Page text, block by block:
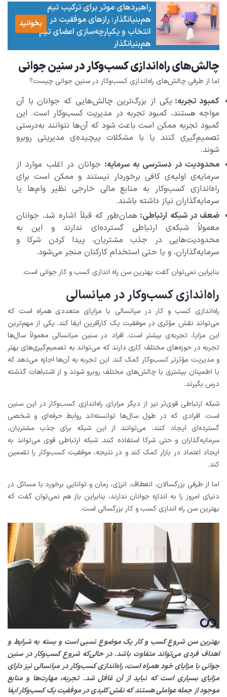
راهبردهای موثر برای ترکیب تیم
هم‌بنیانگذار: رازهای موفقیت در
انتخاب و یکپارچه‌سازی اعضای تیم
هم‌بنیانگذار
بخوانید
چالش‌های راه‌اندازی کسب‌وکار در سنین جوانی
اما از طرفی چالش‌های راه‌اندازی کسب‌وکار در سنین جوانی چیست؟
کمبود تجربه: یکی از بزرگ‌ترین چالش‌هایی که جوانان با آن
مواجه هستند، کمبود تجربه در مدیریت کسب‌وکار است. این
کمبود تجربه ممکن است باعث شود که آن‌ها نتوانند به‌درستی
تصمیم‌گیری کنند یا با مشکلات پیچیده‌ی مدیریتی روبرو
شوند.
محدودیت در دسترسی به سرمایه: جوانان در اغلب موارد از
سرمایه‌ی اولیه‌ی کافی برخوردار نیستند و ممکن است برای
راه‌اندازی کسب‌وکار به منابع مالی خارجی نظیر وام‌ها یا
سرمایه‌گذاران نیاز داشته باشند.
ضعف در شبکه ارتباطی: همان‌طور که قبلاً اشاره شد، جوانان
معمولاً شبکه‌ی ارتباطی گسترده‌ای ندارند و این به
محدودیت‌هایی در جذب مشتریان، پیدا کردن شرکا و
سرمایه‌گذاران، و یا حتی استخدام کارکنان منجر می‌شود.
بنابراین نمی‌توان گفت بهترین سن راه اندازی کسب و کار جوانی است.
راه‌اندازی کسب‌وکار در میانسالی
راه‌اندازی کسب‌ و کار در میانسالی با مزایای متعددی همراه است که
می‌تواند نقش مؤثری در موفقیت یک کارآفرین ایفا کند. یکی از مهم‌ترین
این مزایا، تجربه‌ی بیشتر است. افراد در سنین میانسالی معمولاً سال‌ها
تجربه در حوزه‌های مختلف کاری دارند که می‌تواند به تصمیم‌گیری‌های بهتر
و مدیریت مؤثرتر کسب‌وکار کمک کند. این تجربه به آن‌ها اجازه می‌دهد که
با اطمینان بیشتری با چالش‌های مختلف روبرو شوند و از اشتباهات گذشته
درس بگیرند.
شبکه ارتباطی قوی‌تر نیز از دیگر مزایای راه‌اندازی کسب‌وکار در این سنین
است. افرادی که در طول سال‌ها توانسته‌اند روابط حرفه‌ای و شخصی
گسترده‌ای ایجاد کنند، می‌توانند از این شبکه برای جذب مشتریان،
سرمایه‌گذاران و حتی شرکا استفاده کنند. شبکه ارتباطی قوی می‌تواند به
ایجاد اعتماد در بازار کمک کند و در نتیجه، موفقیت کسب‌وکار را تضمین
کند.
اما از طرفی بزرگسالان، انعطاف، انرژی، زمان و توانایی برخورد با مسائل در
دنیای امروز را به اندازه جوانان ندارند، بنابراین باز هم نمی‌توان گفت که
بهترین سن راه اندازی کسب و کار بزرگسالی است.
بهترین سن شروع کسب و کار یک موضوع نسبی است و بسته به شرایط و
اهداف فردی می‌تواند متفاوت باشد. در حالی‌که شروع کسب‌وکار در سنین
جوانی با مزایای خود همراه است، راه‌اندازی کسب‌وکار در میانسالی نیز دارای
مزایای بسیاری است که نباید از آن غافل شد. تجربه، مهارت‌ها و منابع
موجود از جمله عواملی هستند که نقش کلیدی در موفقیت یک کسب‌وکار ایفا